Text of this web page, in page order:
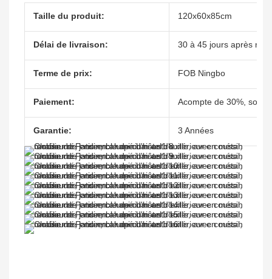
Taille du produit: 120x60x85cm
Délai de livraison: 30 à 45 jours après
Terme de prix: FOB Ningbo
Paiement: Acompte de 30%,
Garantie: 3 Années